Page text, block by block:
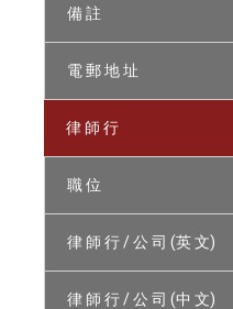
備 註
電 郵 地 址
律 師 行
職 位
律 師 行 / 公 司 (英 文)
律 師 行 / 公 司 (中 文)